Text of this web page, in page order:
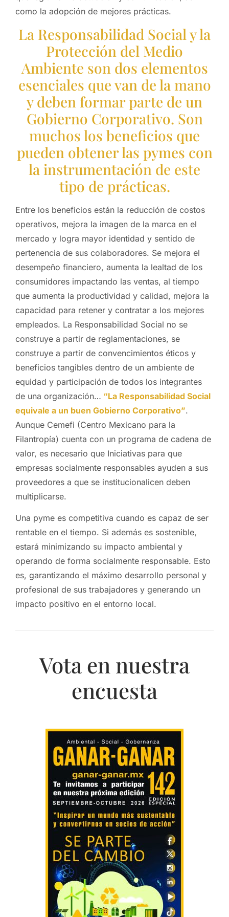
como la adopción de mejores prácticas.
La Responsabilidad Social y la
Protección del Medio
Ambiente son dos elementos
esenciales que van de la mano
y deben formar parte de un
Gobierno Corporativo. Son
muchos los beneficios que
pueden obtener las pymes con
la instrumentación de este
tipo de prácticas.
Entre los beneficios están la reducción de costos
operativos, mejora la imagen de la marca en el
mercado y logra mayor identidad y sentido de
pertenencia de sus colaboradores. Se mejora el
desempeño financiero, aumenta la lealtad de los
consumidores impactando las ventas, al tiempo
que aumenta la productividad y calidad, mejora la
capacidad para retener y contratar a los mejores
empleados. La Responsabilidad Social no se
construye a partir de reglamentaciones, se
construye a partir de convencimientos éticos y
beneficios tangibles dentro de un ambiente de
equidad y participación de todos los integrantes
de una organización… “La Responsabilidad Social
equivale a un buen Gobierno Corporativo”.
Aunque Cemefi (Centro Mexicano para la
Filantropía) cuenta con un programa de cadena de
valor, es necesario que Iniciativas para que
empresas socialmente responsables ayuden a sus
proveedores a que se institucionalicen deben
multiplicarse.
Una pyme es competitiva cuando es capaz de ser
rentable en el tiempo. Si además es sostenible,
estará minimizando su impacto ambiental y
operando de forma socialmente responsable. Esto
es, garantizando el máximo desarrollo personal y
profesional de sus trabajadores y generando un
impacto positivo en el entorno local.
Vota en nuestra
encuesta